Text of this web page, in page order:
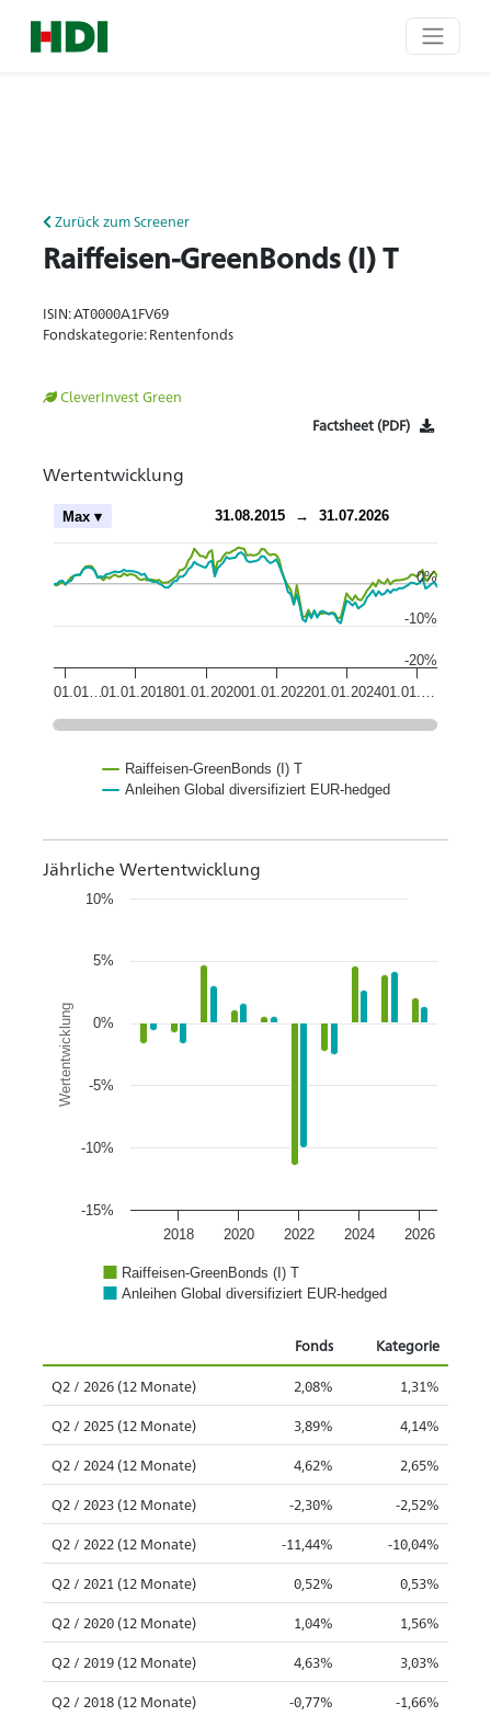
Zurück zum Screener
Raiffeisen-GreenBonds (I) T
ISIN: AT0000A1FV69
Fondskategorie: Rentenfonds
CleverInvest Green
Factsheet (PDF)
Wertentwicklung
31.08.2015 → 31.07.2026
Max ▾
Raiffeisen-GreenBonds (I) T
Anleihen Global diversifiziert EUR-hedged
01.01…01.01.201801.01.202001.01.202201.01.202401.01.…
-20%
-10%
0%
Jährliche Wertentwicklung
Wertentwicklung
Raiffeisen-GreenBonds (I) T
Anleihen Global diversifiziert EUR-hedged
2018 2020 2022 2024 2026
-15%
-10%
-5%
0%
5%
10%
Fonds Kategorie
Q2 / 2026 (12 Monate) 2,08% 1,31%
Q2 / 2025 (12 Monate) 3,89% 4,14%
Q2 / 2024 (12 Monate) 4,62% 2,65%
Q2 / 2023 (12 Monate) -2,30% -2,52%
Q2 / 2022 (12 Monate) -11,44% -10,04%
Q2 / 2021 (12 Monate) 0,52% 0,53%
Q2 / 2020 (12 Monate) 1,04% 1,56%
Q2 / 2019 (12 Monate) 4,63% 3,03%
Q2 / 2018 (12 Monate) -0,77% -1,66%